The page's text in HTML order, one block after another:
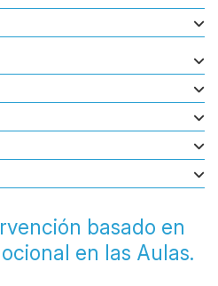
basado en
en las Aulas.